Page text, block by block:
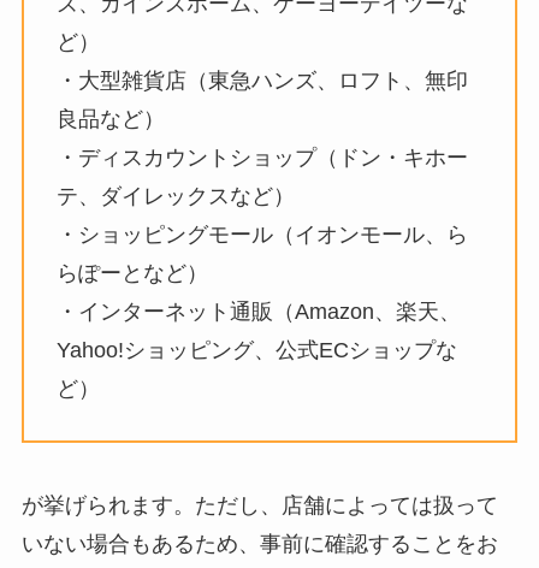
や100均で売ってる？ホームセン
ウメトラ兄弟は生産終了？体に悪
る？など調査してみました！
サイコロキャラメル 売ってる場所
の購入方法
ど）
・大型雑貨店（東急ハンズ、ロフト、無印
良品など）
・ディスカウントショップ（ドン・キホー
テ、ダイレックスなど）
・ショッピングモール（イオンモール、ら
らぽーとなど）
・インターネット通販（Amazon、楽天、
Yahoo!ショッピング、公式ECショップな
ど）
が挙げられます。ただし、店舗によっては扱って
いない場合もあるため、事前に確認することをお